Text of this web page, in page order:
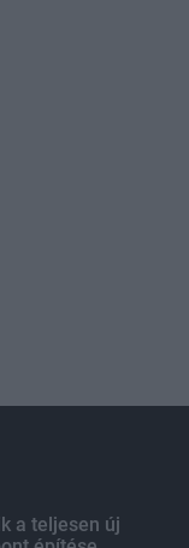
a teljesen új